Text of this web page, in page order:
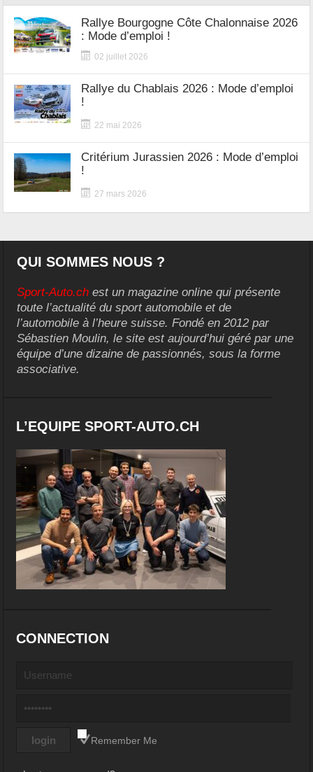
Rallye Bourgogne Côte Chalonnaise 2026
: Mode d’emploi !
02 juillet 2026
Rallye du Chablais 2026 : Mode d’emploi
!
22 mai 2026
Critérium Jurassien 2026 : Mode d’emploi
!
27 mars 2026
QUI SOMMES NOUS ?
Sport-Auto.ch est un magazine online qui présente
toute l’actualité du sport automobile et de
l’automobile à l’heure suisse. Fondé en 2012 par
Sébastien Moulin, le site est aujourd’hui géré par une
équipe d’une dizaine de passionnés, sous la forme
associative.
L’EQUIPE SPORT-AUTO.CH
CONNECTION
Remember Me